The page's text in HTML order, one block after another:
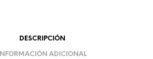
DESCRIPCIÓN
INFORMACIÓN ADICIONAL